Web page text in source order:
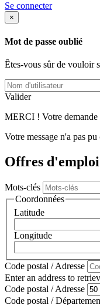
Se connecter
×
Mot de passe oublié
Êtes-vous sûr de vouloir
Valider
MERCI ! Votre demande
Votre message n'a pas
Offres d'emploi
Mots-clés
Coordonnées
Latitude
Longitude
Code postal / Adresse
Enter an address to
Code postal / Adresse
Code postal /